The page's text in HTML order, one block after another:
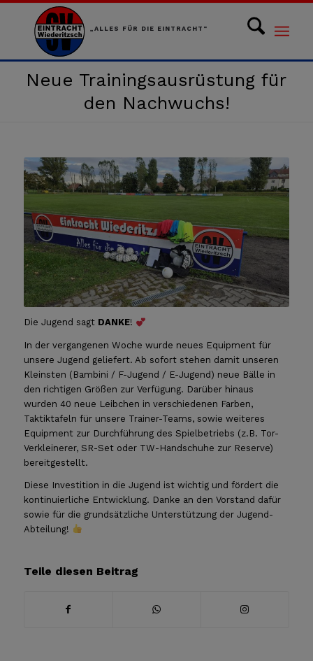
„ALLES FÜR DIE EINTRACHT“
Neue Trainingsausrüstung für
den Nachwuchs!
Die Jugend sagt DANKE!
In der vergangenen Woche wurde neues Equipment für
unsere Jugend geliefert. Ab sofort stehen damit unseren
Kleinsten (Bambini / F-Jugend / E-Jugend) neue Bälle in
den richtigen Größen zur Verfügung. Darüber hinaus
wurden 40 neue Leibchen in verschiedenen Farben,
Taktiktafeln für unsere Trainer-Teams, sowie weiteres
Equipment zur Durchführung des Spielbetriebs (z.B. Tor-
Verkleinerer, SR-Set oder TW-Handschuhe zur Reserve)
bereitgestellt.
Diese Investition in die Jugend ist wichtig und fördert die
kontinuierliche Entwicklung. Danke an den Vorstand dafür
sowie für die grundsätzliche Unterstützung der Jugend-
Abteilung!
Teile diesen Beitrag